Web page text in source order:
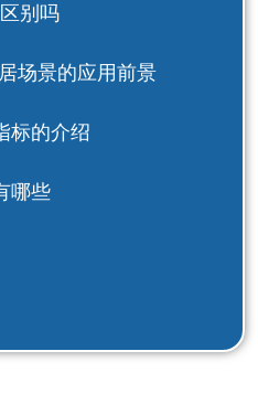
别吗
场景的应用前景
标的介绍
哪些